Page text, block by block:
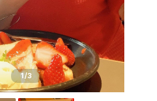
1/3